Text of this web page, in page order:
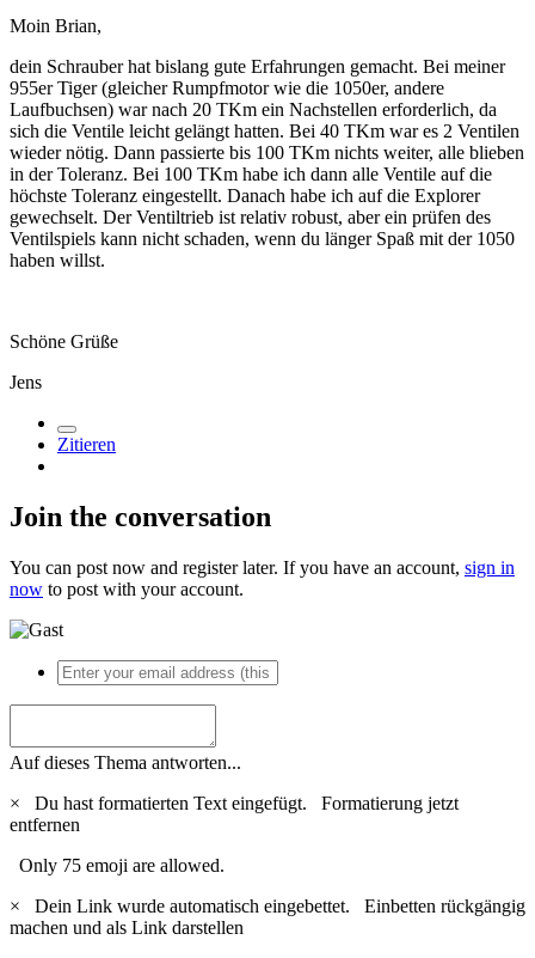
Moin Brian,
dein Schrauber hat bislang gute Erfahrungen gemacht. Bei meiner
955er Tiger (gleicher Rumpfmotor wie die 1050er, andere
Laufbuchsen) war nach 20 TKm ein Nachstellen erforderlich, da
sich die Ventile leicht gelängt hatten. Bei 40 TKm war es 2 Ventilen
wieder nötig. Dann passierte bis 100 TKm nichts weiter, alle blieben
in der Toleranz. Bei 100 TKm habe ich dann alle Ventile auf die
höchste Toleranz eingestellt. Danach habe ich auf die Explorer
gewechselt. Der Ventiltrieb ist relativ robust, aber ein prüfen des
Ventilspiels kann nicht schaden, wenn du länger Spaß mit der 1050
haben willst.
Schöne Grüße
Jens
Zitieren
Join the conversation
You can post now and register later. If you have an account, sign in
now to post with your account.
Auf dieses Thema antworten...
×
Du hast formatierten Text eingefügt. Formatierung jetzt
entfernen
Only 75 emoji are allowed.
×
Dein Link wurde automatisch eingebettet. Einbetten rückgängig
machen und als Link darstellen